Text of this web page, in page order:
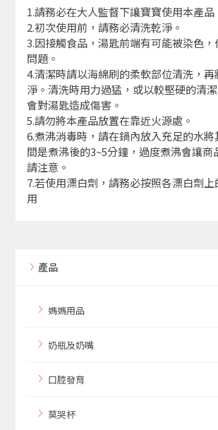
1.請務必在大人監督下讓寶寶使用本產品
2.初次使用前，請務必清洗乾淨。
3.因接觸食品，湯匙前端有可能被染色
問題。
4.清潔時請以海綿刷的柔軟部位清洗，
淨。清洗時用力過猛，或以較堅硬的清
會對湯匙造成傷害。
5.請勿將本產品放置在靠近火源處。
6.煮沸消毒時，請在鍋內放入充足的水
間是煮沸後的3~5分鐘，過度煮沸會讓商
請注意。
7.若使用漂白劑，請務必按照各漂白劑
用
產品
媽媽用品
奶瓶及奶嘴
口腔發育
莫哭杯